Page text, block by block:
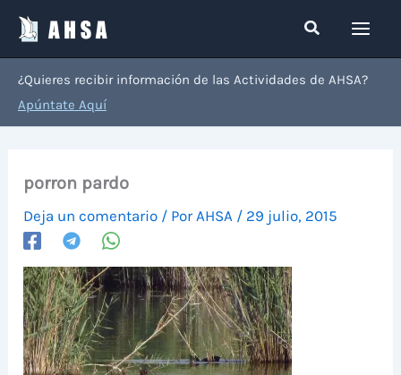
contenido
Buscar
¿Quieres recibir información de las Actividades de AHSA?
Apúntate Aquí
porron pardo
Deja un comentario / Por AHSA / 29 julio, 2015